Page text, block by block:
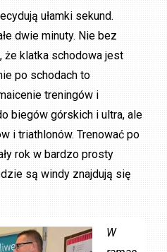
ułamki sekund.
dwie minuty. Nie bez
że klatka schodowa jest
po schodach to
treningów i
biegów górskich i ultra, ale
i triathlonów. Trenować po
rok w bardzo prosty
są windy znajdują się
W